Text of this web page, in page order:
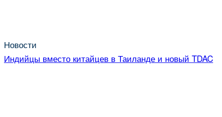
Новости
Индийцы вместо китайцев в Таиланде и новый TDAC